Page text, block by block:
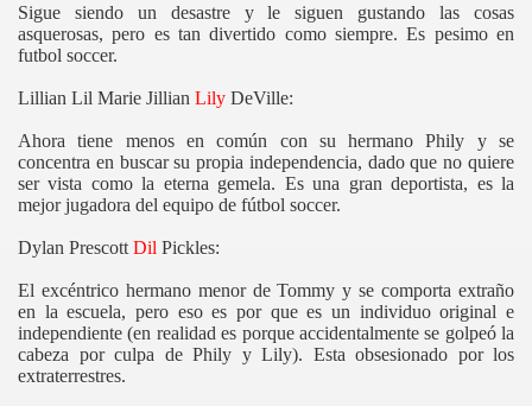
Sigue siendo un desastre y le siguen gustando las cosas
asquerosas, pero es tan divertido como siempre. Es pesimo en
futbol soccer.
Lillian Lil Marie Jillian Lily DeVille:
Ahora tiene menos en común con su hermano Phily y se
concentra en buscar su propia independencia, dado que no quiere
ser vista como la eterna gemela. Es una gran deportista, es la
mejor jugadora del equipo de fútbol soccer.
Dylan Prescott Dil Pickles:
El excéntrico hermano menor de Tommy y se comporta extraño
en la escuela, pero eso es por que es un individuo original e
independiente (en realidad es porque accidentalmente se golpeó la
cabeza por culpa de Phily y Lily). Esta obsesionado por los
extraterrestres.